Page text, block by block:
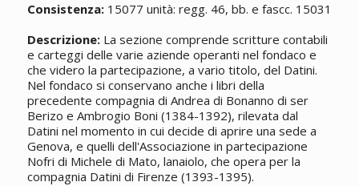
Consistenza:15077 unità: regg. 46, bb. e fascc. 15031
Descrizione:La sezione comprende scritture contabili
e carteggi delle varie aziende operanti nel fondaco e
che videro la partecipazione, a vario titolo, del Datini.
Nel fondaco si conservano anche i libri della
precedente compagnia di Andrea di Bonanno di ser
Berizo e Ambrogio Boni (1384-1392), rilevata dal
Datini nel momento in cui decide di aprire una sede a
Genova, e quelli dell'Associazione in partecipazione
Nofri di Michele di Mato, lanaiolo, che opera per la
compagnia Datini di Firenze (1393-1395).